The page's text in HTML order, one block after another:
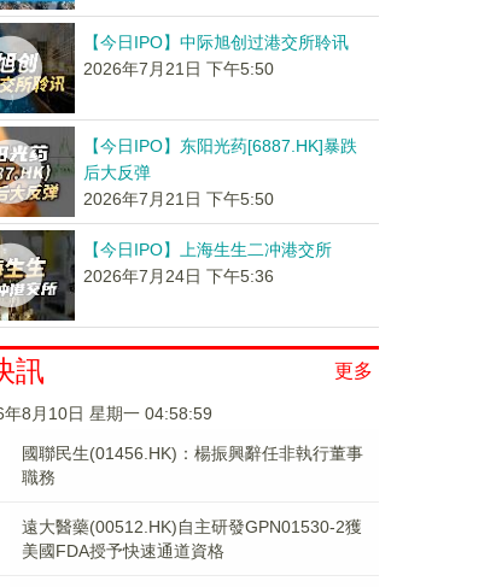
【今日IPO】中际旭创过港交所聆讯
2026年7月21日 下午5:50
【今日IPO】东阳光药[6887.HK]暴跌
后大反弹
2026年7月21日 下午5:50
【今日IPO】上海生生二冲港交所
2026年7月24日 下午5:36
更多
訊
年8月10日 星期一 04:59:00
國聯民生(01456.HK)：楊振興辭任非執行董事
職務
遠大醫藥(00512.HK)自主研發GPN01530-2獲
美國FDA授予快速通道資格